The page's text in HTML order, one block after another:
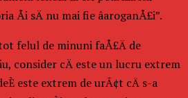
Åi sÄ nu mai fie âaroganÅ£i”.
tot felul de minuni faÅ£Ä de
consider cÄ este un lucru extrem
este extrem de urÃ¢t cÄ s-a